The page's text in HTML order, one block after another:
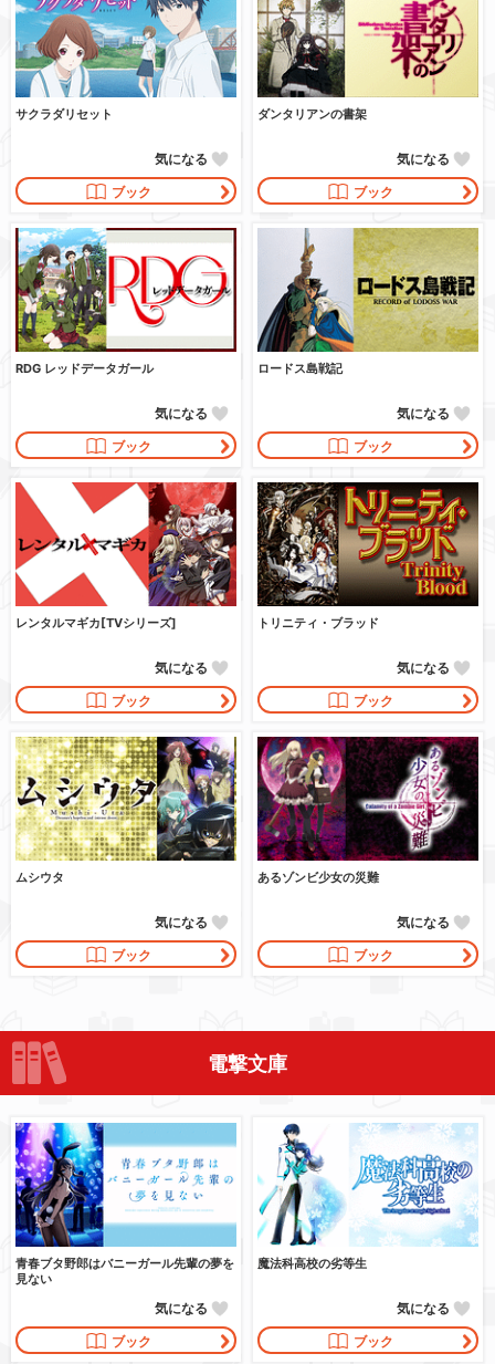
サクラダリセット
ブック
気になる
ダンタリアンの書架
ブック
気になる
RDG レッドデータガール
ブック
気になる
ロードス島戦記
ブック
気になる
レンタルマギカ[TVシリーズ]
ブック
気になる
トリニティ・ブラッド
ブック
気になる
ムシウタ
ブック
気になる
あるゾンビ少女の災難
ブック
気になる
電撃文庫
青春ブタ野郎はバニーガール先輩の夢を
見ない
ブック
気になる
魔法科高校の劣等生
ブック
気になる